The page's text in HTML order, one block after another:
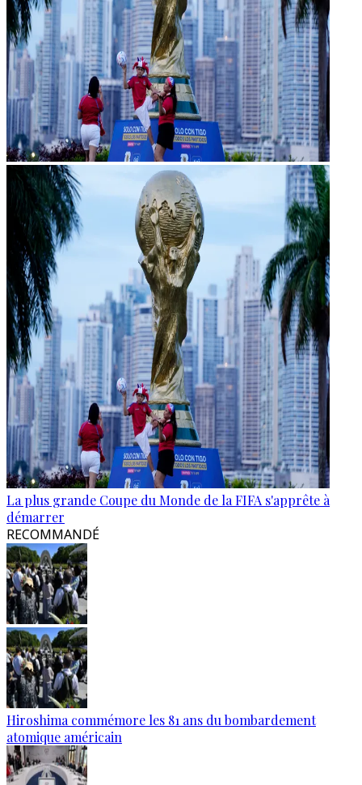
La plus grande Coupe du Monde de la FIFA s'apprête à
démarrer
RECOMMANDÉ
Hiroshima commémore les 81 ans du bombardement
atomique américain